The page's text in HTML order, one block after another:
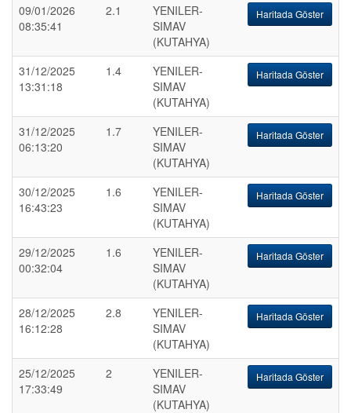
09/01/2026
08:35:41
2.1
YENILER-
SIMAV
(KUTAHYA)
Haritada Göster
31/12/2025
13:31:18
1.4
YENILER-
SIMAV
(KUTAHYA)
Haritada Göster
31/12/2025
06:13:20
1.7
YENILER-
SIMAV
(KUTAHYA)
Haritada Göster
30/12/2025
16:43:23
1.6
YENILER-
SIMAV
(KUTAHYA)
Haritada Göster
29/12/2025
00:32:04
1.6
YENILER-
SIMAV
(KUTAHYA)
Haritada Göster
28/12/2025
16:12:28
2.8
YENILER-
SIMAV
(KUTAHYA)
Haritada Göster
25/12/2025
17:33:49
2
YENILER-
SIMAV
(KUTAHYA)
Haritada Göster